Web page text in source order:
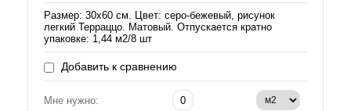
Размер: 30х60 см. Цвет: серо-бежевый, рисунок
легкий Терраццо. Матовый. Отпускается кратно
упаковке: 1,44 м2/8 шт
Добавить к сравнению
Мне нужно: